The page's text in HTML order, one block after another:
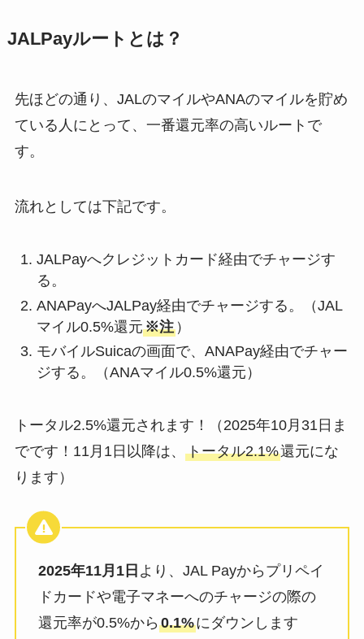
JALPayルートとは？
先ほどの通り、JALのマイルやANAのマイルを貯め
ている人にとって、一番還元率の高いルートで
す。
流れとしては下記です。
JALPayへクレジットカード経由でチャージす
る。
ANAPayへJALPay経由でチャージする。（JAL
マイル0.5%還元※注）
モバイルSuicaの画面で、ANAPay経由でチャー
ジする。（ANAマイル0.5%還元）
トータル2.5%還元されます！（2025年10月31日ま
でです！11月1日以降は、 トータル2.1%還元にな
ります）
2025年11月1日 より、JAL Payからプリペイ
ドカードや電子マネーへのチャージの際の
還元率が0.5%から 0.1%にダウンします